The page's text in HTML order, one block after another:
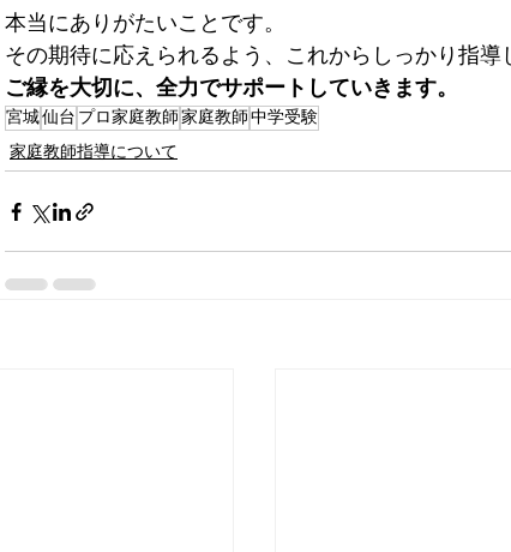
本当にありがたいことです。
その期待に応えられるよう、これからしっかり指導
ご縁を大切に、全力でサポートしていきます。
宮城仙台 プロ家庭教師 家庭教師 中学受験
家庭教師指導について